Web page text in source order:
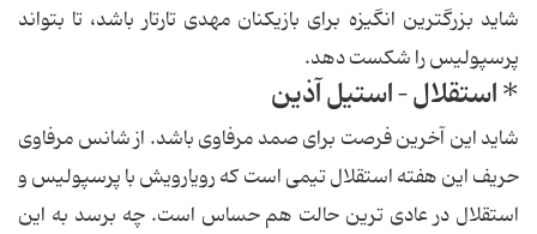
شاید بزرگترین انگیزه برای بازیكنان مهدی تارتار باشد، تا بتواند
پرسپولیس را شكست دهد.
* استقلال – استیل آذین
شاید این آخرین فرصت برای صمد مرفاوی باشد. از شانس مرفاوی
حریف این هفته استقلال تیمی است كه رویارویش با پرسپولیس و
استقلال در عادی ترین حالت هم حساس است. چه برسد به این